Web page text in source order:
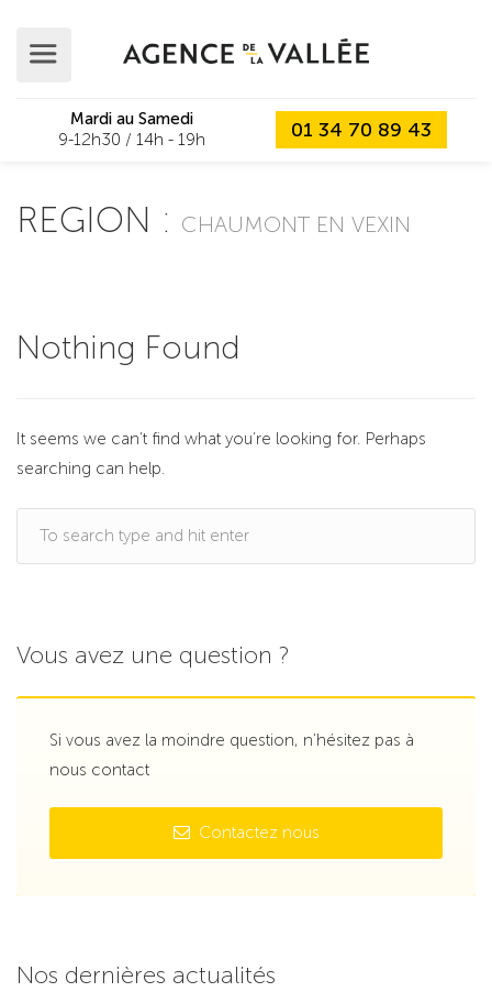
Mardi au Samedi
9-12h30 / 14h - 19h
01 34 70 89 43
REGION : CHAUMONT EN VEXIN
Nothing Found
It seems we can’t find what you’re looking for. Perhaps
searching can help.
Vous avez une question ?
Si vous avez la moindre question, n’hésitez pas à
nous contact
Contactez nous
Nos dernières actualités